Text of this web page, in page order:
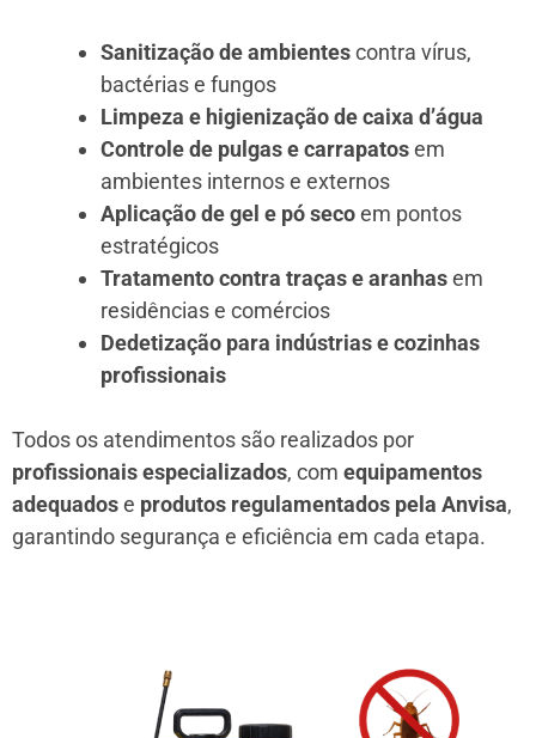
Sanitização de ambientescontra vírus,
bactérias e fungos
Limpeza e higienização de caixa d’água
Controle de pulgas e carrapatosem
ambientes internos e externos
Aplicação de gel e pó secoem pontos
estratégicos
Tratamento contra traças e aranhasem
residências e comércios
Dedetização para indústrias e cozinhas
profissionais
Todos os atendimentos são realizados por
profissionais especializados, com equipamentos
adequadose produtos regulamentados pela Anvisa,
garantindo segurança e eficiência em cada etapa.